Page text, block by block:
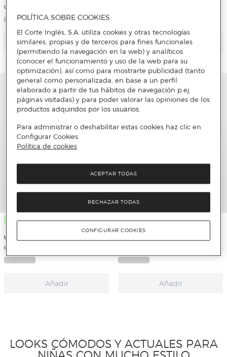
Camiseta bebé niña cuello volante
Añadir Añadir
Nuevo
Unit
Camiseta bebé niña cuello volante
Añadir
Nuevo
Añadir
LOOKS CÓMODOS Y ACTUALES PARA
POLÍTICA SOBRE COOKIES
El Corte Inglés, S.A. utiliza cookies y otras tecnologías
similares, propias y de terceros para fines funcionales
(permitiendo la navegación en la web) y analíticos
(conocer el funcionamiento y uso de la web para su
optimización), así como para mostrarte publicidad (tanto
general como personalizada, en base a un perfil
elaborado a partir de tus hábitos de navegación p.ej.
páginas visitadas) y para poder valorar las opiniones de los
productos adquiridos por los usuarios.
Para administrar o deshabilitar estas cookies haz clic en
Configurar Cookies.
Política de cookies
RECHAZAR TODAS
ACEPTAR TODAS
CONFIGURAR COOKIES